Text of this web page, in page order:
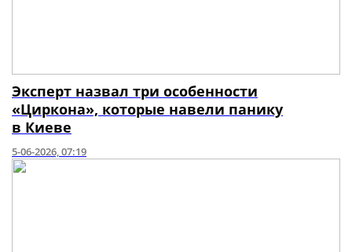
Эксперт назвал три особенности
«Циркона», которые навели панику
в Киеве
5-06-2026, 07:19